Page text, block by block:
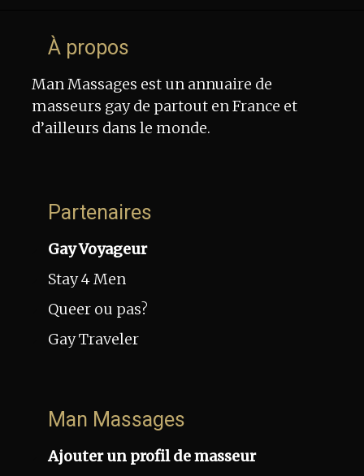
À propos
Man Massages est un annuaire de
masseurs gay de partout en France et
d’ailleurs dans le monde.
Partenaires
Gay Voyageur
Stay 4 Men
Queer ou pas?
Gay Traveler
Man Massages
Ajouter un profil de masseur